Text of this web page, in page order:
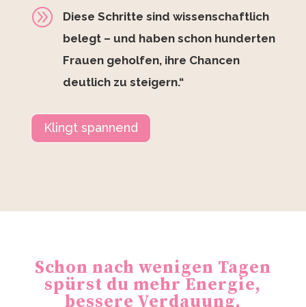
A
Diese Schritte sind wissenschaftlich
belegt – und haben schon hunderten
Frauen geholfen, ihre Chancen
deutlich zu steigern.“
Klingt spannend
Schon nach wenigen Tagen
spürst du mehr Energie,
bessere Verdauung,